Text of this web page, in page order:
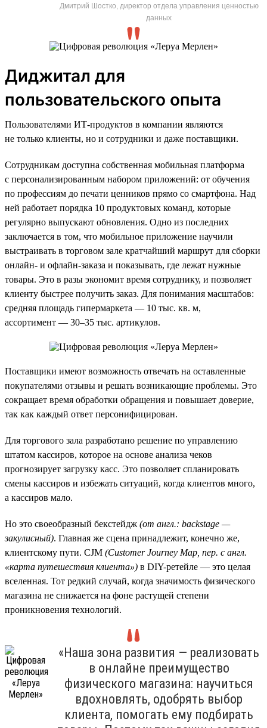
Дмитрий Шостко, директор отдела управления ценностью
данных
Диджитал для
пользовательского опыта
Пользователями ИТ-продуктов в компании являются
не только клиенты, но и сотрудники и даже поставщики.
Сотрудникам доступна собственная мобильная платформа
с персонализированным набором приложений: от обучения
по профессиям до печати ценников прямо со смартфона. Над
ней работает порядка 10 продуктовых команд, которые
регулярно выпускают обновления. Одно из последних
заключается в том, что мобильное приложение научили
выстраивать в торговом зале кратчайший маршрут для сборки
онлайн- и офлайн-заказа и показывать, где лежат нужные
товары. Это в разы экономит время сотруднику, и позволяет
клиенту быстрее получить заказ. Для понимания масштабов:
средняя площадь гипермаркета — 10 тыс. кв. м,
ассортимент — 30–35 тыс. артикулов.
Поставщики имеют возможность отвечать на оставленные
покупателями отзывы и решать возникающие проблемы. Это
сокращает время обработки обращения и повышает доверие,
так как каждый ответ персонифицирован.
Для торгового зала разработано решение по управлению
штатом кассиров, которое на основе анализа чеков
прогнозирует загрузку касс. Это позволяет спланировать
смены кассиров и избежать ситуаций, когда клиентов много,
а кассиров мало.
Но это своеобразный бекстейдж (от англ.: backstage —
закулисный). Главная же сцена принадлежит, конечно же,
клиентскому пути. CJM (Customer Journey Map, пер. с англ.
«карта путешествия клиента») в DIY-ретейле — это целая
вселенная. Тот редкий случай, когда значимость физического
магазина не снижается на фоне растущей степени
проникновения технологий.
«Наша зона развития — реализовать
в онлайне преимущество
физического магазина: научиться
вдохновлять, одобрять выбор
клиента, помогать ему подбирать